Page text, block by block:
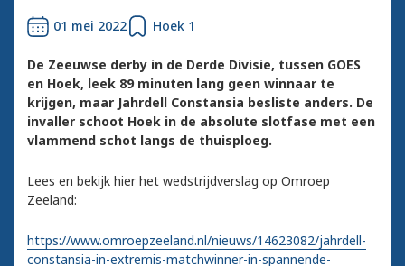
01 mei 2022 Hoek 1
De Zeeuwse derby in de Derde Divisie, tussen GOES
en Hoek, leek 89 minuten lang geen winnaar te
krijgen, maar Jahrdell Constansia besliste anders. De
invaller schoot Hoek in de absolute slotfase met een
vlammend schot langs de thuisploeg.
Lees en bekijk hier het wedstrijdverslag op Omroep
Zeeland:
https://www.omroepzeeland.nl/nieuws/14623082/jahrdell-
constansia-in-extremis-matchwinner-in-spannende-